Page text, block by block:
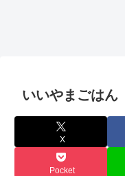
いいやまごはん
X
Pocket